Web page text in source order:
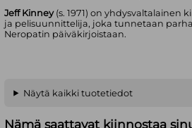
Jeff Kinney(s. 1971) on yhdysvaltalainen
ja pelisuunnittelija, joka tunnetaan
Neropatin päiväkirjoistaan.
Näytä kaikki tuotetiedot
Nämä saattavat kiinnostaa